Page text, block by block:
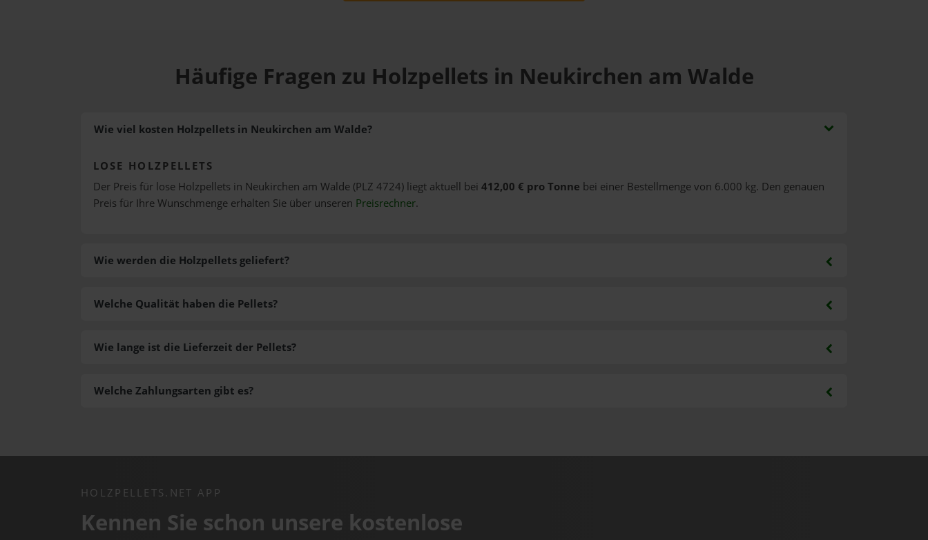
Häufige Fragen zu Holzpellets in Neukirchen am Walde
Wie viel kosten Holzpellets in Neukirchen am Walde?
LOSE HOLZPELLETS
Der Preis für lose Holzpellets in Neukirchen am Walde (PLZ 4724) liegt aktuell bei 412,00 € pro Tonne bei einer Bestellmenge von 6.000 kg. Den genauen
Preis für Ihre Wunschmenge erhalten Sie über unseren Preisrechner.
Wie werden die Holzpellets geliefert?
Welche Zahlungsarten gibt es?
Welche Qualität haben die Pellets?
Wie lange ist die Lieferzeit der Pellets?
HOLZPELLETS.NET APP
Kennen Sie schon unsere kostenlose